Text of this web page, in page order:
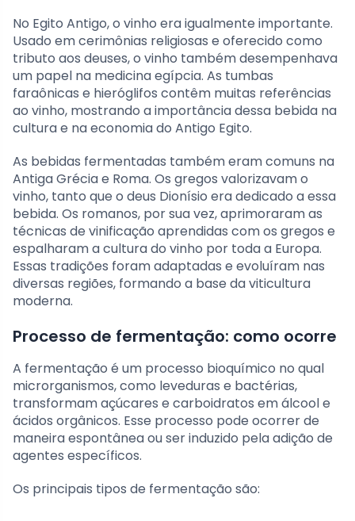
No Egito Antigo, o vinho era igualmente importante.
Usado em cerimônias religiosas e oferecido como
tributo aos deuses, o vinho também desempenhava
um papel na medicina egípcia. As tumbas
faraônicas e hieróglifos contêm muitas referências
ao vinho, mostrando a importância dessa bebida na
cultura e na economia do Antigo Egito.
As bebidas fermentadas também eram comuns na
Antiga Grécia e Roma. Os gregos valorizavam o
vinho, tanto que o deus Dionísio era dedicado a essa
bebida. Os romanos, por sua vez, aprimoraram as
técnicas de vinificação aprendidas com os gregos e
espalharam a cultura do vinho por toda a Europa.
Essas tradições foram adaptadas e evoluíram nas
diversas regiões, formando a base da viticultura
moderna.
Processo de fermentação: como ocorre
A fermentação é um processo bioquímico no qual
microrganismos, como leveduras e bactérias,
transformam açúcares e carboidratos em álcool e
ácidos orgânicos. Esse processo pode ocorrer de
maneira espontânea ou ser induzido pela adição de
agentes específicos.
Os principais tipos de fermentação são: